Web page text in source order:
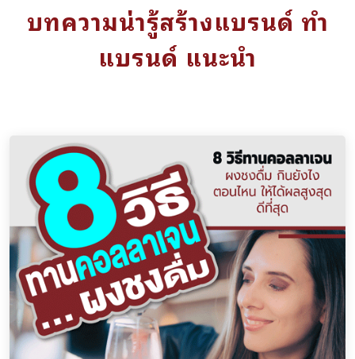
บทความน่ารู้สร้างแบรนด์ ทำ
แบรนด์ แนะนำ